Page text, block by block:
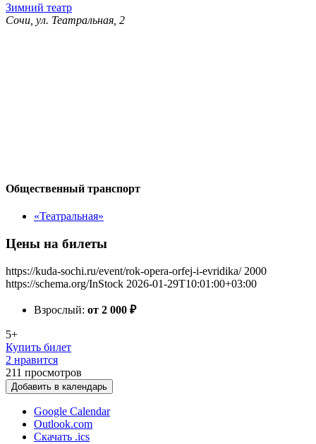
Зимний театр
Сочи, ул. Театральная, 2
Общественный транспорт
«Театральная»
Цены на билеты
https://kuda-sochi.ru/event/rok-opera-orfej-i-evridika/ 2000
https://schema.org/InStock 2026-01-29T10:01:00+03:00
Взрослый: от 2 000 ₽
5+
Купить билет
2 нравится
211 просмотров
Добавить в календарь
Google Calendar
Outlook.com
Скачать .ics